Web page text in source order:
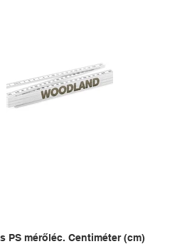
PS mérőléc. Centiméter (cm)